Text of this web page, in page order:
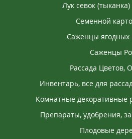
Лук севок
Семенной
Саженцы ягодных
Саженцы
Рассада Цветов,
Инвентарь, все для
Комнатные декоративные
Препараты, удобрения,
Плодовые